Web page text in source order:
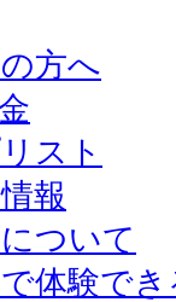
方へ
スト
報
ついて
体験で